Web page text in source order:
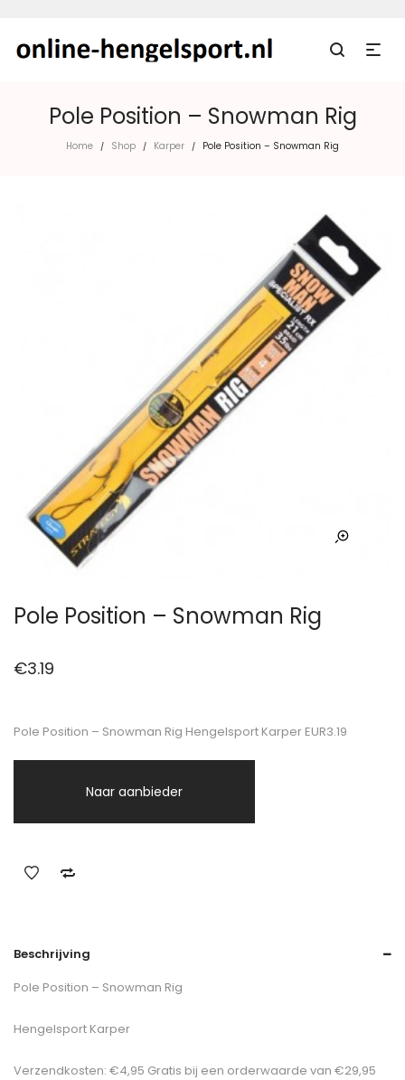
Pole Position – Snowman Rig
Home / Shop / Karper / Pole Position – Snowman Rig
Pole Position – Snowman Rig
€3.19
Pole Position – Snowman Rig Hengelsport Karper EUR3.19
Naar aanbieder
Beschrijving
Pole Position – Snowman Rig
Hengelsport Karper
Verzendkosten: €4,95 Gratis bij een orderwaarde van €29,95